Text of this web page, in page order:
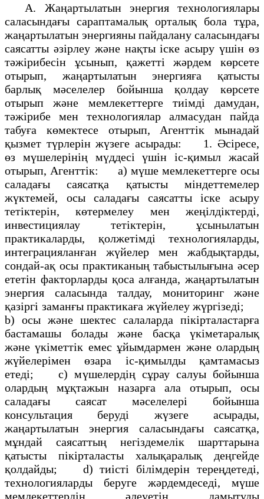
А. Жаңартылатын энергия технологиялары
саласындағы сараптамалық орталық бола тұра,
жаңартылатын энергияны пайдалану саласындағы
саясатты әзірлеу және нақты іске асыру үшін өз
тәжірибесін ұсынып, қажетті жәрдем көрсете
отырып, жаңартылатын энергияға қатысты
барлық мәселелер бойынша қолдау көрсете
отырып және мемлекеттерге тиімді дамудан,
тәжірибе мен технологиялар алмасудан пайда
табуға көмектесе отырып, Агенттік мынадай
қызмет түрлерін жүзеге асырады: 1. Әсіресе,
өз мүшелерінің мүддесі үшін іс-қимыл жасай
отырып, Агенттік: а) мүше мемлекеттерге осы
саладағы саясатқа қатысты міндеттемелер
жүктемей, осы саладағы саясатты іске асыру
тетіктерін, көтермелеу мен жеңілдіктерді,
инвестициялау тетіктерін, ұсынылатын
практикаларды, қолжетімді технологияларды,
интеграцияланған жүйелер мен жабдықтарды,
сондай-ақ осы практиканың табыстылығына әсер
ететін факторларды қоса алғанда, жаңартылатын
энергия саласында талдау, мониторинг және
қазіргі заманғы практикаға жүйелеу жүргізеді;
b) осы және шектес салаларда пікірталастарға
бастамашы болады және басқа үкіметаралық
және үкіметтік емес ұйымдармен және олардың
жүйелерімен өзара іс-қимылды қамтамасыз
етеді; с) мүшелердің сұрау салуы бойынша
олардың мұқтажын назарға ала отырып, осы
саладағы саясат мәселелері бойынша
консультация беруді жүзеге асырады,
жаңартылатын энергия саласындағы саясатқа,
мұндай саясаттың негіздемелік шарттарына
қатысты пікірталасты халықаралық деңгейде
қолдайды; d) тиісті білімдерін тереңдетеді,
технологияларды беруге жәрдемдеседі, мүше
мемлекеттердің әлеуетін дамытуды